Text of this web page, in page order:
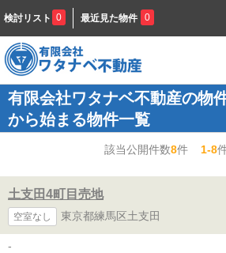
検討リスト 0 最近見た物件 0
有限会社ワタナベ不動産の物
から始まる物件一覧
該当公開件数8件1-8
土支田4町目売地
空室なし 東京都練馬区土支田
-